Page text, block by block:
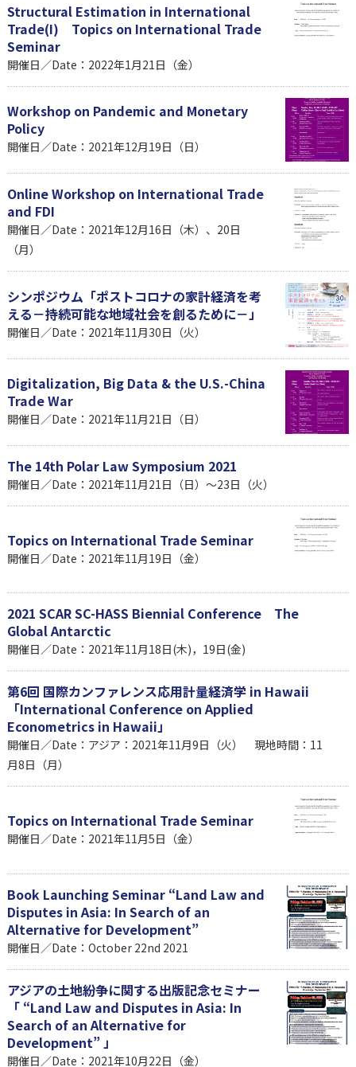
Structural Estimation in International
Trade(I) Topics on International Trade
Seminar
開催日／Date：2022年1月21日（金）
Workshop on Pandemic and Monetary
Policy
開催日／Date：2021年12月19日（日）
Online Workshop on International Trade
and FDI
開催日／Date：2021年12月16日（木）、20日
（月）
シンポジウム「ポストコロナの家計経済を考
える－持続可能な地域社会を創るために－」
開催日／Date：2021年11月30日（火）
Digitalization, Big Data & the U.S.-China
Trade War
開催日／Date：2021年11月21日（日）
The 14th Polar Law Symposium 2021
開催日／Date：2021年11月21日（日）～23日（火）
Topics on International Trade Seminar
開催日／Date：2021年11月19日（金）
2021 SCAR SC-HASS Biennial Conference The
Global Antarctic
開催日／Date：2021年11月18日(木)，19日(金)
第6回 国際カンファレンス応用計量経済学 in Hawaii
「International Conference on Applied
Econometrics in Hawaii」
開催日／Date：アジア：2021年11月9日（火） 現地時間：11
月8日（月）
Topics on International Trade Seminar
開催日／Date：2021年11月5日（金）
Book Launching Seminar “Land Law and
Disputes in Asia: In Search of an
Alternative for Development”
開催日／Date：October 22nd 2021
アジアの土地紛争に関する出版記念セミナー
「 “Land Law and Disputes in Asia: In
Search of an Alternative for
Development” 」
開催日／Date：2021年10月22日（金）